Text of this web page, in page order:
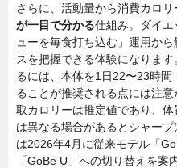
さらに、活動量から消費カロリ
が一目で分かる仕組み。ダイエ
ューを毎食打ち込む」運用か
スを把握できる体験になりま
るには、本体を1日22〜23時
ることが推奨される点には注
取カロリーは推定値であり、
は異なる場合があるとシャー
は2026年4月に従来モデル「
「GoBe U」への切り替えを案